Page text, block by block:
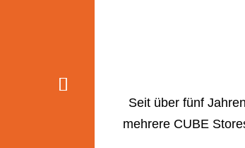
Seit über fünf
mehrere CUBE